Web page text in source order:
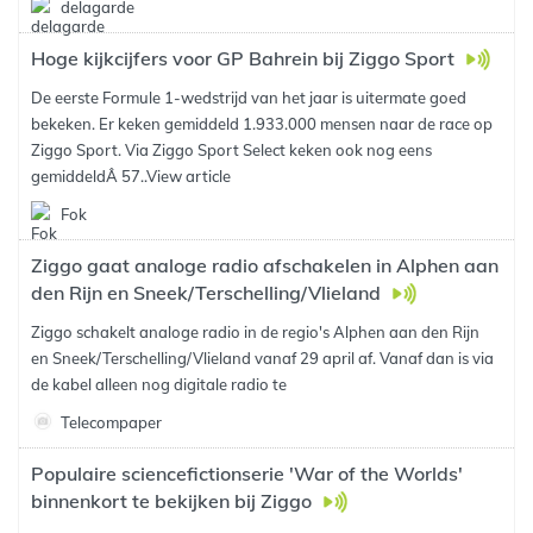
delagarde
Hoge kijkcijfers voor GP Bahrein bij Ziggo Sport
De eerste Formule 1-wedstrijd van het jaar is uitermate goed
bekeken. Er keken gemiddeld 1.933.000 mensen naar de race op
Ziggo Sport. Via Ziggo Sport Select keken ook nog eens
gemiddeldÂ 57..View article
Fok
Ziggo gaat analoge radio afschakelen in Alphen aan
den Rijn en Sneek/Terschelling/Vlieland
Ziggo schakelt analoge radio in de regio's Alphen aan den Rijn
en Sneek/Terschelling/Vlieland vanaf 29 april af. Vanaf dan is via
de kabel alleen nog digitale radio te
Telecompaper
Populaire sciencefictionserie 'War of the Worlds'
binnenkort te bekijken bij Ziggo